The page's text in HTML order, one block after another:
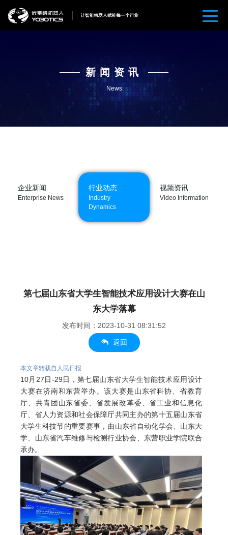
新闻资讯
News
企业新闻
Enterprise News
行业动态
Industry
Dynamics
视频资讯
Video Information
第七届山东省大学生智能技术应用设计大赛在山
东大学落幕
发布时间：2023-10-31 08:31:52
返回
本文章转载自人民日报
10月27日-29日，第七届山东省大学生智能技术应用设计
大赛在济南和东营举办。该大赛是山东省科协、省教育
厅、共青团山东省委、省发展改革委、省工业和信息化
厅、省人力资源和社会保障厅共同主办的第十五届山东省
大学生科技节的重要赛事，由山东省自动化学会、山东大
学、山东省汽车维修与检测行业协会、东营职业学院联合
承办。